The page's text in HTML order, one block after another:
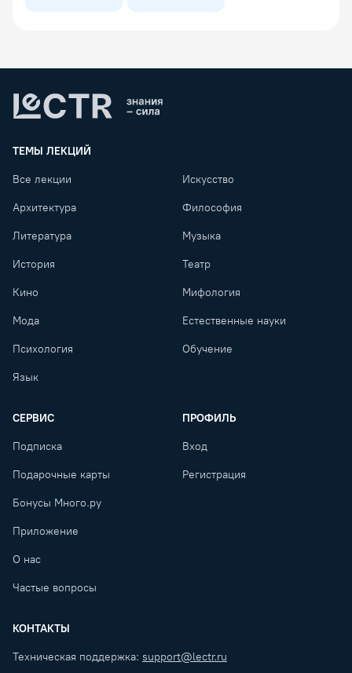
ТЕМЫ ЛЕКЦИЙ
Все лекции Искусство
Архитектура Философия
Литература Музыка
История Театр
Кино Мифология
Мода Естественные науки
Психология Обучение
Язык
СЕРВИС
Подписка
Подарочные карты
Бонусы Много.ру
Приложение
О нас
Частые вопросы
ПРОФИЛЬ
Вход
Регистрация
КОНТАКТЫ
Техническая поддержка: support@lectr.ru